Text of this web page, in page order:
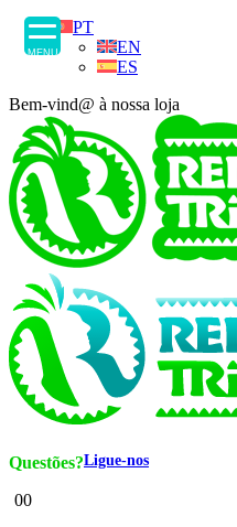
MENU
PT
EN
ES
Bem-vind@ à nossa loja
Questões?Ligue-nos
00